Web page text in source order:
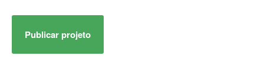
Adobe After Effects
Adobe AIR
Publicar projeto